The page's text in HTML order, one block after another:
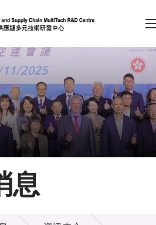
按回車鍵）
會員登入
A A EN 繁 简
息